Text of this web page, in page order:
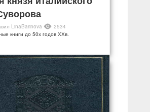
LinaBarinova
2534
книги до 50х годов ХХв.